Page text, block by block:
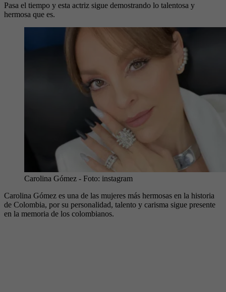
Pasa el tiempo y esta actriz sigue demostrando lo talentosa y
hermosa que es.
Carolina Gómez - Foto: instagram
Carolina Gómez es una de las mujeres más hermosas en la historia
de Colombia, por su personalidad, talento y carisma sigue presente
en la memoria de los colombianos.